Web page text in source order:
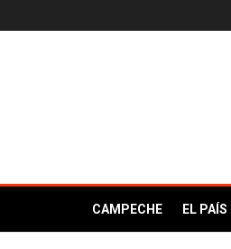
CAMPECHE EL PAÍS